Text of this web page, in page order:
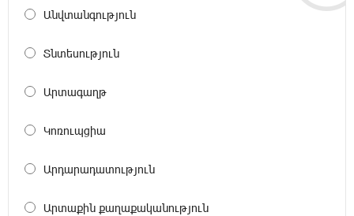
Իրանը պատրաստ է բացել Հորմուզի
հանրապետության պայմանները
փառատոն
Անվտանգություն
Տնտեսություն
Արտագաղթ
Կոռուպցիա
Արդարադատություն
Արտաքին քաղաքականություն